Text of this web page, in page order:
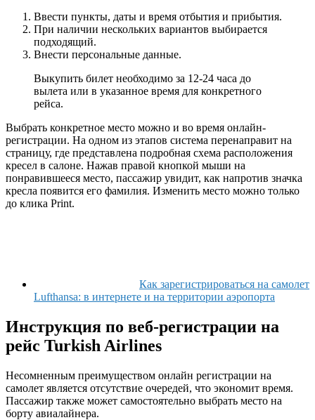
Ввести пункты, даты и время отбытия и прибытия.
При наличии нескольких вариантов выбирается
подходящий.
Внести персональные данные.
Выкупить билет необходимо за 12-24 часа до
вылета или в указанное время для конкретного
рейса.
Выбрать конкретное место можно и во время онлайн-
регистрации. На одном из этапов система перенаправит на
страницу, где представлена подробная схема расположения
кресел в салоне. Нажав правой кнопкой мыши на
понравившееся место, пассажир увидит, как напротив значка
кресла появится его фамилия. Изменить место можно только
до клика Print.
Как зарегистрироваться на самолет
Lufthansa: в интернете и на территории аэропорта
Инструкция по веб-регистрации на
рейс Turkish Airlines
Несомненным преимуществом онлайн регистрации на
самолет является отсутствие очередей, что экономит время.
Пассажир также может самостоятельно выбрать место на
борту авиалайнера.